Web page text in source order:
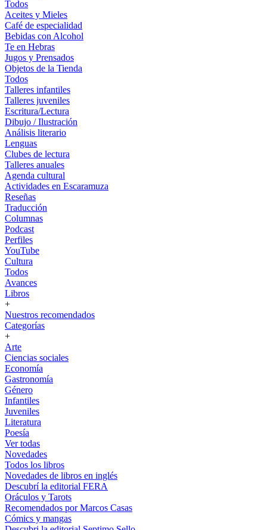
Todos
Aceites y Mieles
Café de especialidad
Bebidas con Alcohol
Te en Hebras
Jugos y Prensados
Objetos de la Tienda
Todos
Talleres infantiles
Talleres juveniles
Escritura/Lectura
Dibujo / Ilustración
Análisis literario
Lenguas
Clubes de lectura
Talleres anuales
Agenda cultural
Actividades en Escaramuza
Reseñas
Traducción
Columnas
Podcast
Perfiles
YouTube
Cultura
Todos
Avances
Libros
+
Nuestros recomendados
Categorías
+
Arte
Ciencias sociales
Economía
Gastronomía
Género
Infantiles
Juveniles
Literatura
Poesía
Ver todas
Novedades
Todos los libros
Novedades de libros en inglés
Descubrí la editorial FERA
Oráculos y Tarots
Recomendados por Marcos Casas
Cómics y mangas